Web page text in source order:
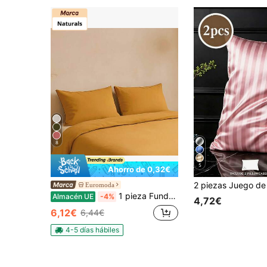
8
Ahorro de 0,32€
Euromoda
Almacén UE -4% 1 pieza Funda de Almohada Lisa 100% Algodón, Diseño Unicolor 50x75/65x65 cm, 8 Colores Disponibles, Uso Diario y Transpirable - Naturals, Fabricado en España
6,12€ 6,44€
4-5 días hábiles
5
4,72€